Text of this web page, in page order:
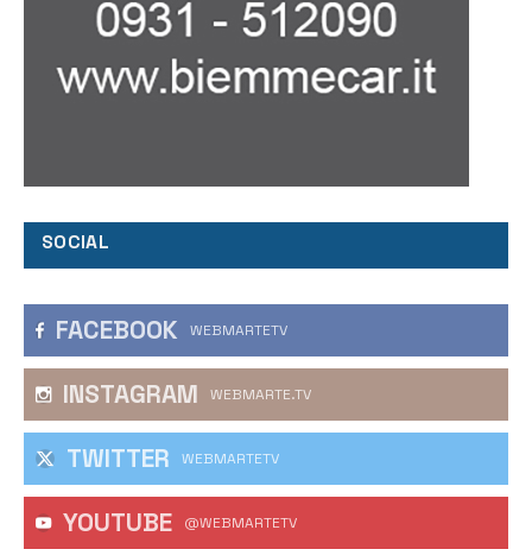
SOCIAL
FACEBOOK WEBMARTETV
INSTAGRAM WEBMARTE.TV
TWITTER WEBMARTETV
YOUTUBE @WEBMARTETV